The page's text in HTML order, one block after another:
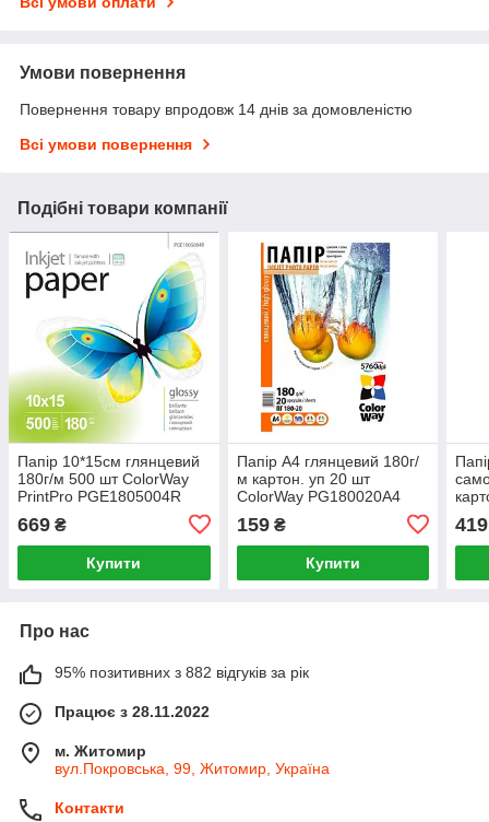
Умови повернення
Повернення товару впродовж 14 днів за домовленістю
Всі умови повернення
Подібні товари компанії
Папір 10*15см глянцевий
180г/м 500 шт ColorWay
PrintPro PGE1805004R
669 ₴
Купити
Папір А4 глянцевий 180г/
м картон. уп 20 шт
ColorWay PG180020A4
159₴
Купити
419
Про нас
95% позитивних з 882 відгуків за рік
Працює з 28.11.2022
м. Житомир
вул.Покровська, 99, Житомир, Україна
Контакти